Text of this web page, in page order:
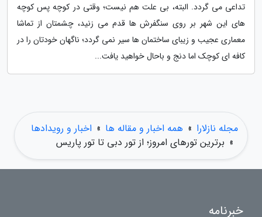
تداعی می گردد. البته، بی علت هم نیست؛ وقتی در کوچه پس کوچه
های این شهر بر روی سنگفرش ها قدم می زنید، چشمتان از تماشا
معماری عجیب و زیبای ساختمان ها سیر نمی گردد؛ ناگهان خودتان را در
کافه ای کوچک اما دنج و باحال خواهید یافت...
مجله نازلارا » همه اخبار و مقاله ها » اخبار و رویدادها
» برترین تورهای امروز؛ از تور دبی تا تور پاریس
خبرنامه